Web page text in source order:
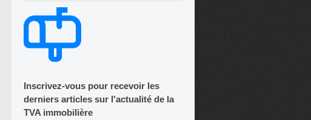
Inscrivez-vous pour recevoir les
derniers articles sur l'actualité de la
TVA immobilière